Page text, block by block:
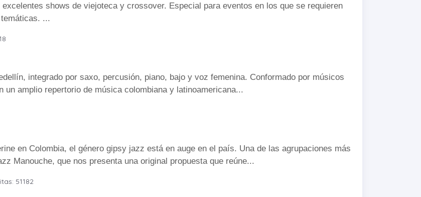
shows de viejoteca y crossover. Especial para eventos en los que se requieren
...
integrado por saxo, percusión, piano, bajo y voz femenina. Conformado por músicos
amplio repertorio de música colombiana y latinoamericana...
en Colombia, el género gipsy jazz está en auge en el país. Una de las agrupaciones más
Manouche, que nos presenta una original propuesta que reúne...
51182